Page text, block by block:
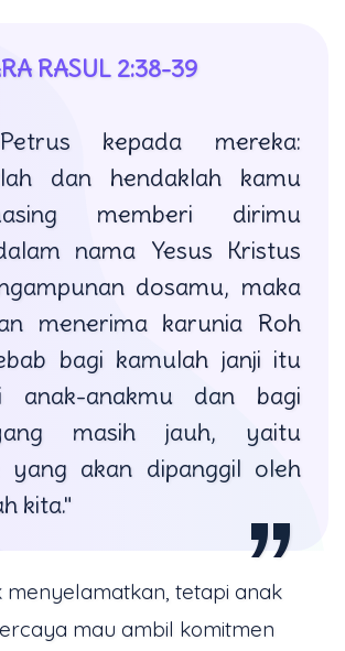
RASUL 2:38-39
kepada mereka:
dan hendaklah kamu
memberi dirimu
nama Yesus Kristus
dosamu, maka
menerima karunia Roh
bagi kamulah janji itu
anak-anakmu dan bagi
masih jauh, yaitu
yang akan dipanggil oleh
kita."
menyelamatkan, tetapi anak
mau ambil komitmen